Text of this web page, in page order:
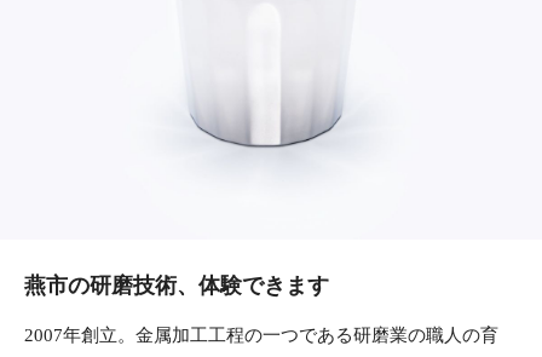
燕市の研磨技術、体験できます
2007年創立。金属加工工程の一つである研磨業の職人の育